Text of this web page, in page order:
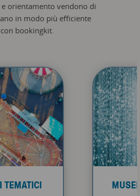
orientamento vendono di
in modo più efficiente
con bookingkit.
TEMATICI